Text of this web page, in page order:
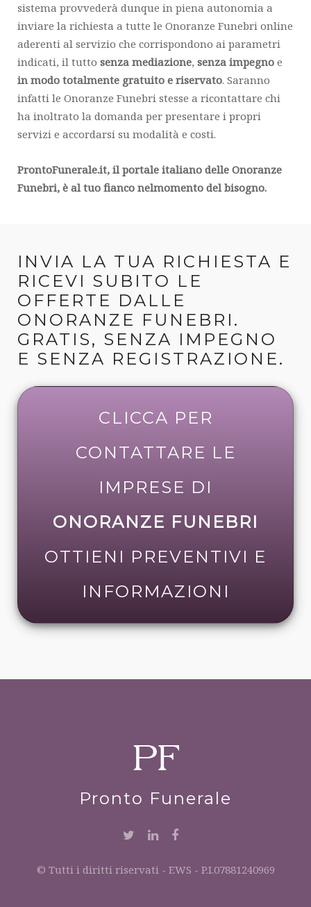
sistema provvederà dunque in piena autonomia a
inviare la richiesta a tutte le Onoranze Funebri online
aderenti al servizio che corrispondono ai parametri
indicati, il tutto senza mediazione, senza impegno e
in modo totalmente gratuito e riservato. Saranno
infatti le Onoranze Funebri stesse a ricontattare chi
ha inoltrato la domanda per presentare i propri
servizi e accordarsi su modalità e costi.
ProntoFunerale.it, il portale italiano delle Onoranze
Funebri, è al tuo fianco nelmomento del bisogno.
INVIA LA TUA RICHIESTA E
RICEVI SUBITO LE
OFFERTE DALLE
ONORANZE FUNEBRI.
GRATIS, SENZA IMPEGNO
E SENZA REGISTRAZIONE.
CLICCA PER
CONTATTARE LE
IMPRESE DI
ONORANZE FUNEBRI
OTTIENI PREVENTIVI E
INFORMAZIONI
Pronto Funerale
© Tutti i diritti riservati - EWS - P.I.07881240969